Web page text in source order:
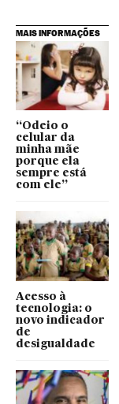
MAIS INFORMAÇÕES
“Odeio o
celular da
minha mãe
porque ela
sempre está
com ele”
Acesso à
tecnologia: o
novo indicador
de
desigualdade